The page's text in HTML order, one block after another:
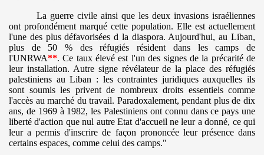
La guerre civile ainsi que les deux invasions israéliennes
ont profondément marqué cette population. Elle est actuellement
l'une des plus défavorisées d la diaspora. Aujourd'hui, au Liban,
plus de 50 % des réfugiés résident dans les camps de
l'UNRWA**. Ce taux élevé est l'un des signes de la précarité de
leur installation. Autre signe révélateur de la place des réfugiés
palestiniens au Liban : les contraintes juridiques auxquelles ils
sont soumis les privent de nombreux droits essentiels comme
l'accès au marché du travail. Paradoxalement, pendant plus de dix
ans, de 1969 à 1982, les Palestiniens ont connu dans ce pays une
liberté d'action que nul autre Etat d'accueil ne leur a donné, ce qui
leur a permis d'inscrire de façon prononcée leur présence dans
certains espaces, comme celui des camps."